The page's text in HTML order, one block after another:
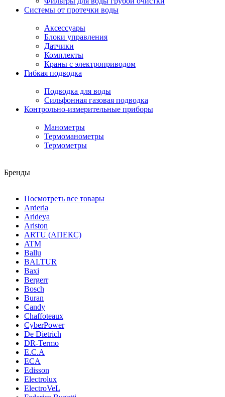
Системы от протечки воды
Аксессуары
Блоки управления
Датчики
Комплекты
Краны с электроприводом
Гибкая подводка
Подводка для воды
Сильфонная газовая подводка
Контрольно-измерительные приборы
Манометры
Термоманометры
Термометры
Бренды
Посмотреть все товары
Arderia
Arideya
Ariston
ARTU (АПЕКС)
ATM
Ballu
BALTUR
Baxi
Bergerr
Bosch
Buran
Candy
Chaffoteaux
CyberPower
De Dietrich
DR-Termo
E.C.A
ECA
Edisson
Electrolux
ElectroVeL